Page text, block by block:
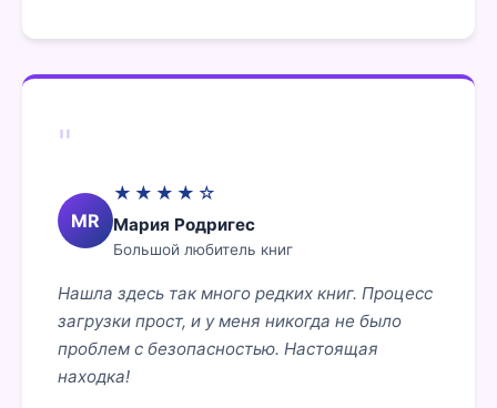
"
MR
★★★★☆
Мария Родригес
Большой любитель книг
Нашла здесь так много редких книг. Процесс
загрузки прост, и у меня никогда не было
проблем с безопасностью. Настоящая
находка!